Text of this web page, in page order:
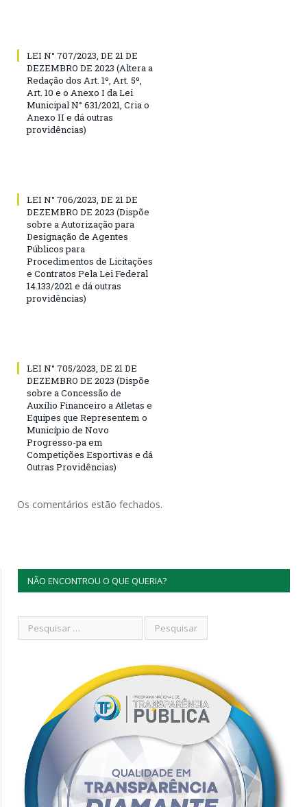
LEI N° 707/2023, DE 21 DE
DEZEMBRO DE 2023 (Altera a
Redação dos Art. 1º, Art. 5º,
Art. 10 e o Anexo I da Lei
Municipal N° 631/2021, Cria o
Anexo II e dá outras
providências)
LEI N° 706/2023, DE 21 DE
DEZEMBRO DE 2023 (Dispõe
sobre a Autorização para
Designação de Agentes
Públicos para
Procedimentos de Licitações
e Contratos Pela Lei Federal
14.133/2021 e dá outras
providências)
LEI N° 705/2023, DE 21 DE
DEZEMBRO DE 2023 (Dispõe
sobre a Concessão de
Auxílio Financeiro a Atletas e
Equipes que Representem o
Município de Novo
Progresso-pa em
Competições Esportivas e dá
Outras Providências)
Os comentários estão fechados.
NÃO ENCONTROU O QUE QUERIA?